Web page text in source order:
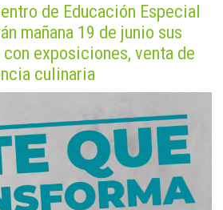
de Educación Especial
mañana 19 de junio sus
exposiciones, venta de
culinaria